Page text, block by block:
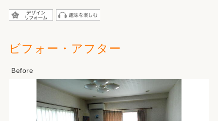
ビフォー・アフター